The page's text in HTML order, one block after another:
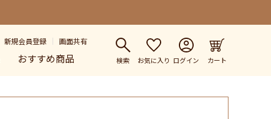
新規会員登録 画面共有
おすすめ商品 検索 お気に入り ログイン カート